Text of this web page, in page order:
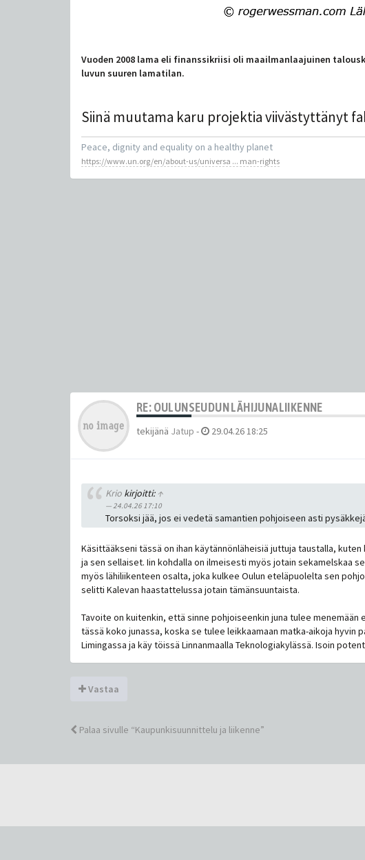
Vuoden 2008 lama eli finanssikriisi oli maailmanlaajuinen
luvun suuren lamatilan.
Siinä muutama karu projektia viivästyttänyt
Peace, dignity and equality on a healthy planet
https://www.un.org/en/about-us/universa ... man-rights
RE: OULUNSEUDUN LÄHIJUNALIIKENNE
tekijänä Jatup - 29.04.26 18:25
Krio kirjoitti:↑
24.04.26 17:10
Torsoksi jää, jos ei vedetä samantien pohjoiseen asti
Käsittääkseni tässä on ihan käytännönläheisiä juttuja taustalla,
ja sen sellaiset. Iin kohdalla on ilmeisesti myös jotain sekamelskaa
myös lähiliikenteen osalta, joka kulkee Oulun eteläpuolelta sen
selitti Kalevan haastattelussa jotain tämänsuuntaista.
Tavoite on kuitenkin, että sinne pohjoiseenkin juna tulee
tässä koko junassa, koska se tulee leikkaamaan matka-aikoja hyvin
Limingassa ja käy töissä Linnanmaalla Teknologiakylässä. Isoin
Vastaa
Palaa sivulle “Kaupunkisuunnittelu ja liikenne”